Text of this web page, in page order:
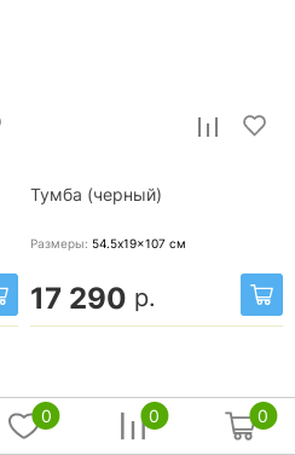
Тумба (черный)
Размеры: 54.5x19x107 см
17 290 р.
0 0 0